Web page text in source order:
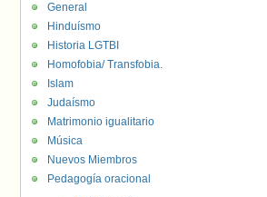
General
Hinduísmo
Historia LGTBI
Homofobia/ Transfobia.
Islam
Judaísmo
Matrimonio igualitario
Música
Nuevos Miembros
Pedagogía oracional